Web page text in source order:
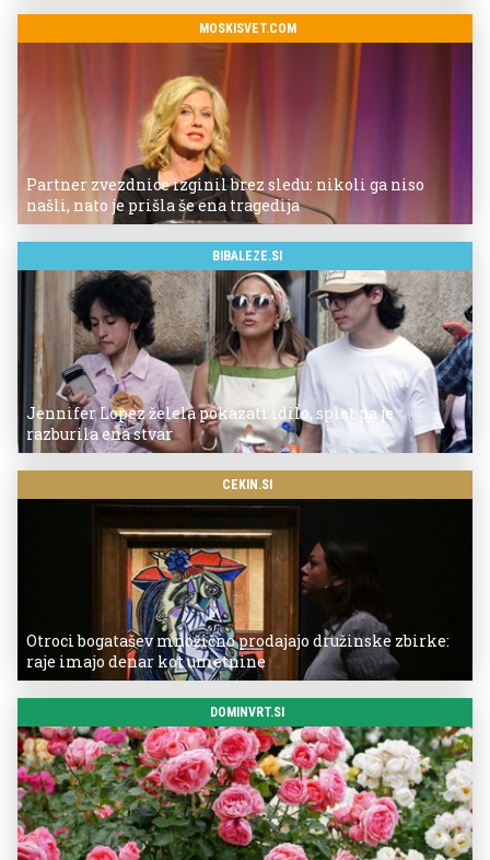
MOSKISVET.COM
Partner zvezdnice izginil brez sledu: nikoli ga niso
našli, nato je prišla še ena tragedija
BIBALEZE.SI
Jennifer Lopez želela pokazati idilo, splet pa je
razburila ena stvar
CEKIN.SI
Otroci bogatašev množično prodajajo družinske zbirke:
raje imajo denar kot umetnine
DOMINVRT.SI